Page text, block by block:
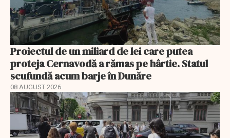
Proiectul de un miliard de lei care putea
proteja Cernavodă a rămas pe hârtie. Statul
scufundă acum barje în Dunăre
08 AUGUST 2026